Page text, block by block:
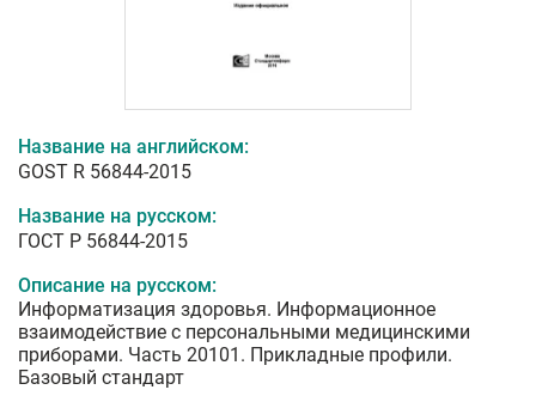
Название на английском:
GOST R 56844-2015
Название на русском:
ГОСТ Р 56844-2015
Описание на русском:
Информатизация здоровья. Информационное
взаимодействие с персональными медицинскими
приборами. Часть 20101. Прикладные профили.
Базовый стандарт